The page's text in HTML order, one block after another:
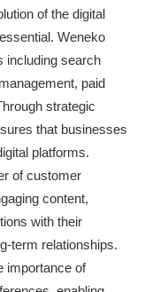
of the digital
Weneko
including search
paid
strategic
that businesses
platforms.
of customer
content,
with their
term relationships.
importance of